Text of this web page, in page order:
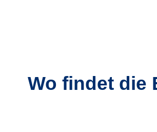
Wo findet die